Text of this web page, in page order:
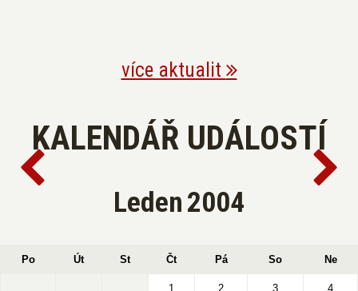
více aktualit
KALENDÁŘ UDÁLOSTÍ
Leden2004
Po Út St Čt Pá So Ne
1 2 3 4